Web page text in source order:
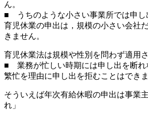
ん。
■ うちのような小さい事業所では申し
育児休業の申出は，規模の小さい会社
きません。
育児休業法は規模や性別を問わず適用
■ 業務が忙しい時期には申し出を断れ
繁忙を理由に申し出を拒むことはできま
そういえば年次有給休暇の申出は事業
れ」